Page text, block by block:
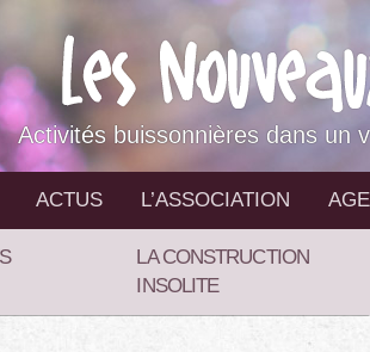
Activités buissonnières dans un
ACTUS L’ASSOCIATION
LA CONSTRUCTION
INSOLITE